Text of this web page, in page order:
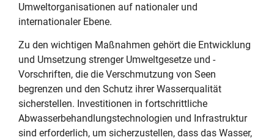
Umweltorganisationen auf nationaler und
internationaler Ebene.
Zu den wichtigen Maßnahmen gehört die Entwicklung
und Umsetzung strenger Umweltgesetze und -
Vorschriften, die die Verschmutzung von Seen
begrenzen und den Schutz ihrer Wasserqualität
sicherstellen. Investitionen in fortschrittliche
Abwasserbehandlungstechnologien und Infrastruktur
sind erforderlich, um sicherzustellen, dass das Wasser,